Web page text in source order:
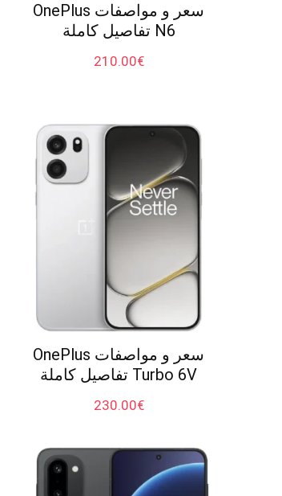
سعر و مواصفات OnePlus
N6 تفاصيل كاملة
€
210.00
سعر و مواصفات OnePlus
Turbo 6V تفاصيل كاملة
€
230.00